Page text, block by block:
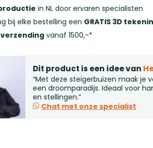
in NL door ervaren specialisten
bij elke bestelling een GRATIS 3D
vanaf 1500,-*
Dit product is een idee van
“Met deze steigerbuizen maak je
een droomparadijs. Ideaal voor
en stellingen.”
Chat met onze specialist